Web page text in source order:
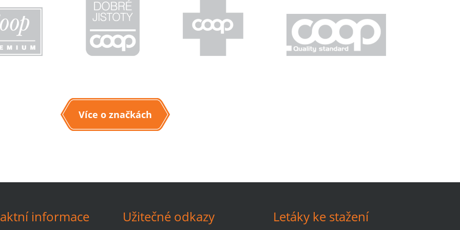
Více o značkách
informace Užitečné odkazy Letáky ke stažení